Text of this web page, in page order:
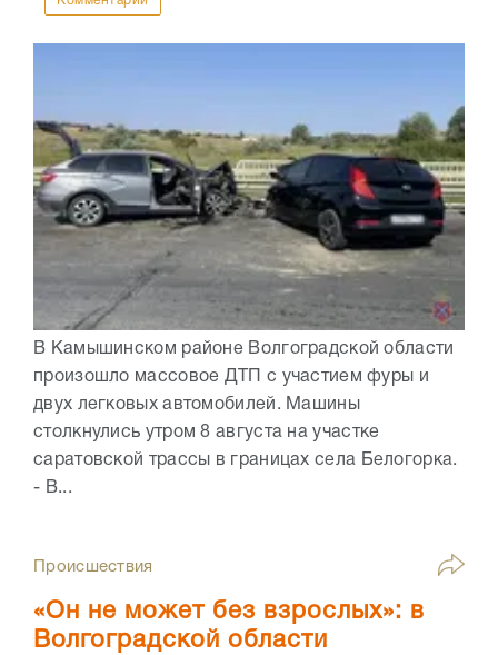
В Камышинском районе Волгоградской области
произошло массовое ДТП с участием фуры и
двух легковых автомобилей. Машины
столкнулись утром 8 августа на участке
саратовской трассы в границах села Белогорка.
- В...
Происшествия
«Он не может без взрослых»: в
Волгоградской области